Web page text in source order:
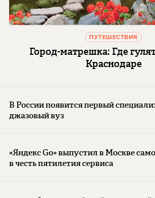
ПУТЕШЕСТВИЯ
Город-матрешка: Где
Краснодаре
В России появится первый
джазовый вуз
«Яндекс Go» выпустил в Москве
в честь пятилетия сервиса